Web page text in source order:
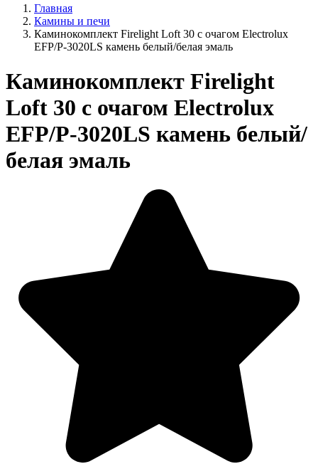
Главная
Камины и печи
Каминокомплект Firelight Loft 30 с очагом Electrolux
EFP/P-3020LS камень белый/белая эмаль
Каминокомплект Firelight
Loft 30 с очагом Electrolux
EFP/P-3020LS камень белый/
белая эмаль